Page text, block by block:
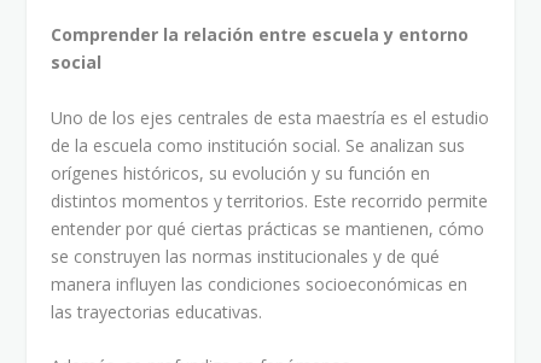
Comprender la relación entre escuela y entorno
social
Uno de los ejes centrales de esta maestría es el estudio
de la escuela como institución social. Se analizan sus
orígenes históricos, su evolución y su función en
distintos momentos y territorios. Este recorrido permite
entender por qué ciertas prácticas se mantienen, cómo
se construyen las normas institucionales y de qué
manera influyen las condiciones socioeconómicas en
las trayectorias educativas.